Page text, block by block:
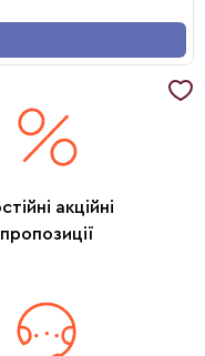
акційні
пропозиції